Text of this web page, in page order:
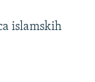
islamskih